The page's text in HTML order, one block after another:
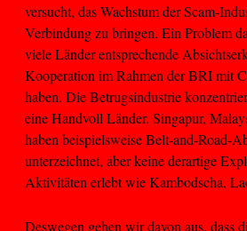
versucht, das Wachstum der Scam-
Verbindung zu bringen. Ein Problem
viele Länder entsprechende
Kooperation im Rahmen der BRI mit
haben. Die Betrugsindustrie
eine Handvoll Länder. Singapur,
haben beispielsweise Belt-and-Road-
unterzeichnet, aber keine derartige
Aktivitäten erlebt wie Kambodscha,
Deswegen gehen wir davon aus, dass